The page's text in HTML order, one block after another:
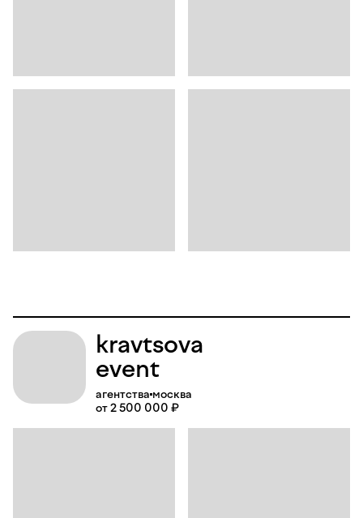
kravtsova
event
агентства москва
от 2 500 000 ₽